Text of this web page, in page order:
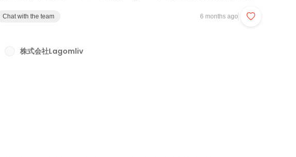
回お話を伺ったのは、現在 JAPAN SELECT株式会社 にて運用ディレクターを担当
だきました。◼︎「価値観やマインドセットを変える仕事がしたい」◼︎ 「自分の幅を
Chat with the team 6 months ago
株式会社Lagomliv